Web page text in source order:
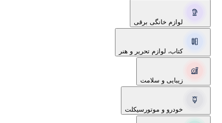
لوازم خانگی برقی
کتاب، لوازم تحریر و هنر
زیبایی و سلامت
خودرو و موتورسیکلت